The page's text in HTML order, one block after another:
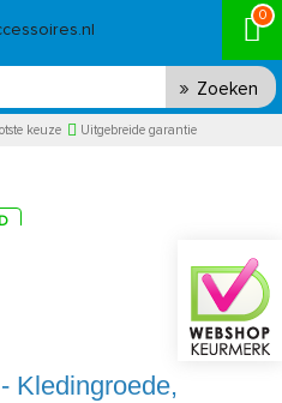
0
Zoeken
keuze Uitgebreide garantie
Kledingroede,